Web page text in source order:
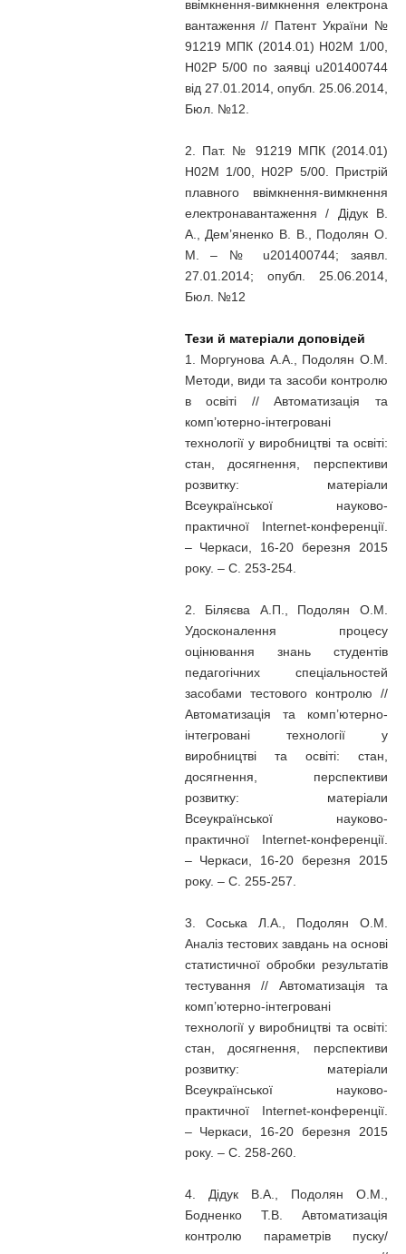
ввімкнення-вимкнення електрона
вантаження // Патент України №
91219 МПК (2014.01) H02M 1/00,
H02P 5/00 по заявці u201400744
від 27.01.2014, опубл. 25.06.2014,
Бюл. №12.
2. Пат. № 91219 МПК (2014.01)
H02M 1/00, H02P 5/00. Пристрій
плавного ввімкнення-вимкнення
електронавантаження / Дідук В.
А., Дем’яненко В. В., Подолян О.
М. – № u201400744; заявл.
27.01.2014; опубл. 25.06.2014,
Бюл. №12
Тези й матеріали доповідей
1. Моргунова А.А., Подолян О.М.
Методи, види та засоби контролю
в освіті // Автоматизація та
комп’ютерно-інтегровані
технології у виробництві та освіті:
стан, досягнення, перспективи
розвитку: матеріали
Всеукраїнської науково-
практичної Internet-конференції.
– Черкаси, 16-20 березня 2015
року. – С. 253-254.
2. Біляєва А.П., Подолян О.М.
Удосконалення процесу
оцінювання знань студентів
педагогічних спеціальностей
засобами тестового контролю //
Автоматизація та комп’ютерно-
інтегровані технології у
виробництві та освіті: стан,
досягнення, перспективи
розвитку: матеріали
Всеукраїнської науково-
практичної Internet-конференції.
– Черкаси, 16-20 березня 2015
року. – С. 255-257.
3. Соська Л.А., Подолян О.М.
Аналіз тестових завдань на основі
статистичної обробки результатів
тестування // Автоматизація та
комп’ютерно-інтегровані
технології у виробництві та освіті:
стан, досягнення, перспективи
розвитку: матеріали
Всеукраїнської науково-
практичної Internet-конференції.
– Черкаси, 16-20 березня 2015
року. – С. 258-260.
4. Дідук В.А., Подолян О.М.,
Бодненко Т.В. Автоматизація
контролю параметрів пуску/